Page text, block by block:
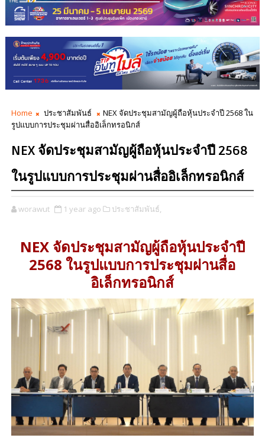
Home ประชาสัมพันธ์
NEX จัดประชุมสามัญผู้ถือหุ้นประจำปี 2568 ใน
รูปแบบการประชุมผ่านสื่ออิเล็กทรอนิกส์
NEX จัดประชุมสามัญผู้ถือหุ้นประจำปี 2568
ในรูปแบบการประชุมผ่านสื่ออิเล็กทรอนิกส์
worawut 1 year ago ประชาสัมพันธ์,
NEX จัดประชุมสามัญผู้ถือหุ้นประจำปี
2568 ในรูปแบบการประชุมผ่านสื่อ
อิเล็กทรอนิกส์